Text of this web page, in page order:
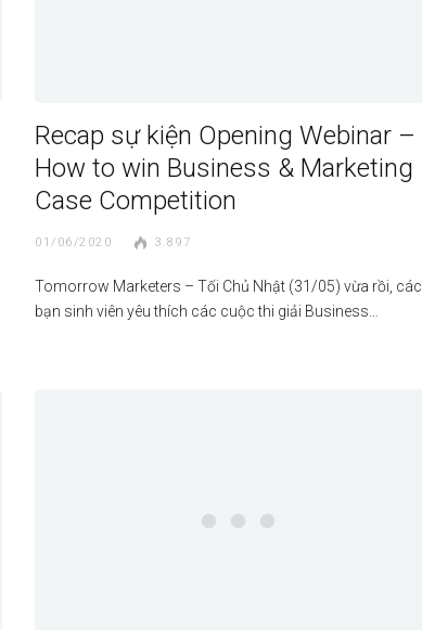
Recap sự kiện Opening Webinar –
How to win Business & Marketing
Case Competition
01/06/2020 3.897
Tomorrow Marketers – Tối Chủ Nhật (31/05) vừa rồi, các
bạn sinh viên yêu thích các cuộc thi giải Business…